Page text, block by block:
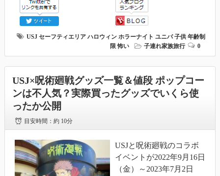
USJ セーフティエリア ハロウィン ホラーナイト ユニバ 子供 年齢制
限 怖い 子連れ家族旅行 0
USJ×呪術廻戦グッズ一覧＆値段 ポップコー
ンは不人気？実際買ったグッズでいくら使
ったか公開
目安時間：約 10分
USJと呪術廻戦のコラボ
イベントが2022年9月16日
（金）～2023年7月2日